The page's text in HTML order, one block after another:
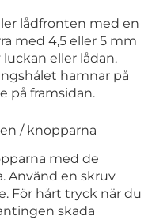
lådfronten med en
med 4,5 eller 5 mm
eller lådan.
hamnar på
på framsidan.
/ knopparna
med de
Använd en skruv
För hårt tryck när du
skada